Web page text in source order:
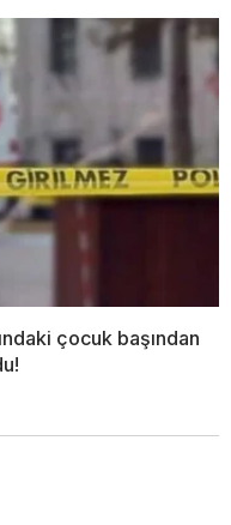
çocuk başından